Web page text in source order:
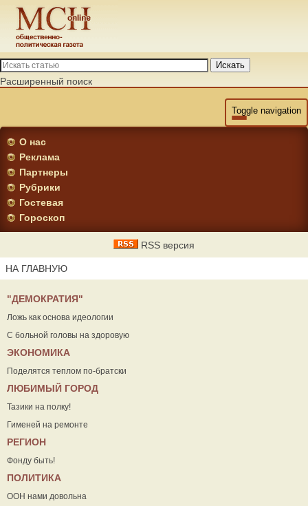
Искать
Расширенный поиск
Toggle navigation
О нас
Реклама
Партнеры
Рубрики
Гостевая
Гороскоп
RSS версия
НА ГЛАВНУЮ
"ДЕМОКРАТИЯ"
Ложь как основа идеологии
С больной головы на здоровую
ЭКОНОМИКА
Поделятся теплом по-братски
ЛЮБИМЫЙ ГОРОД
Тазики на полку!
Гименей на ремонте
РЕГИОН
Фонду быть!
ПОЛИТИКА
ООН нами довольна